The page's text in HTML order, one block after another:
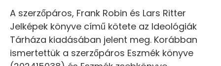
A szerzőpáros, Frank Robin és Lars Ritter
Jelképek könyve című kötete az Ideológiák
Tárháza kiadásában jelent meg. Korábban
ismertettük a szerzőpáros Eszmék könyve